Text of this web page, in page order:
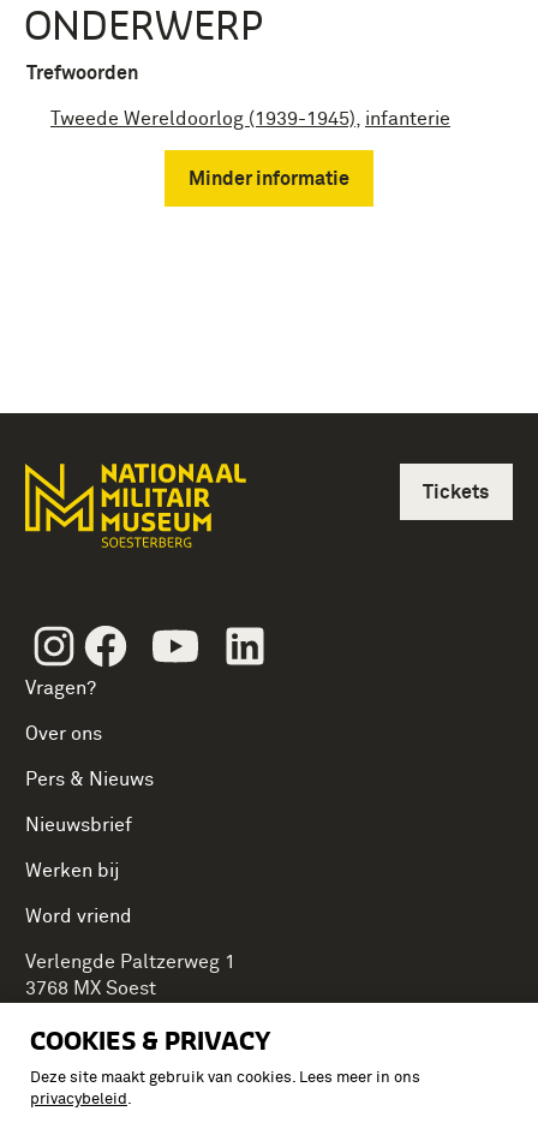
COOKIES & PRIVACY
Deze site maakt gebruik van cookies. Lees meer in ons
privacybeleid .
ONDERWERP
Trefwoorden
Tweede Wereldoorlog (1939-1945) infanterie
Minder informatie
InstagramFacebookYoutube
Vragen?
Over ons
Pers & Nieuws
Nieuwsbrief
Werken bij
Word vriend
Tickets
Verlengde Paltzerweg 1
3768 MX Soest
Onderdeel van Stichting Koninklijke Defensiemusea,